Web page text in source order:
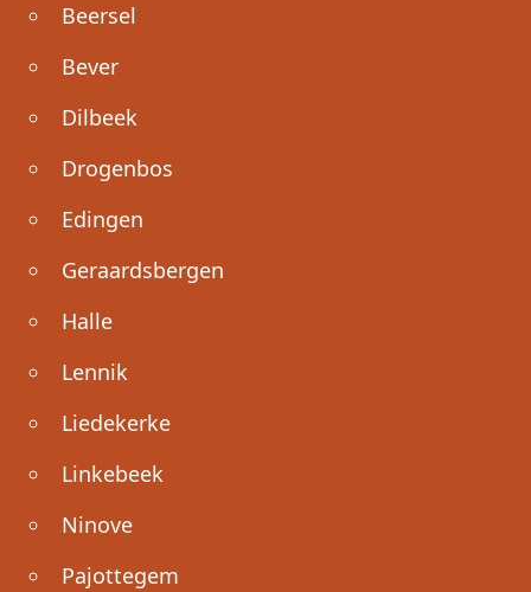
Beersel
Bever
Dilbeek
Drogenbos
Edingen
Geraardsbergen
Halle
Lennik
Liedekerke
Linkebeek
Ninove
Pajottegem